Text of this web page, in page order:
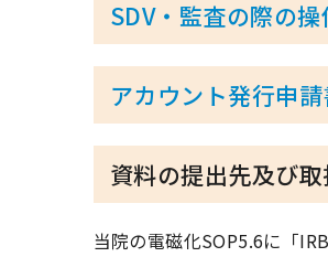
SDV・監査の際の
アカウント発行申
資料の提出先及び
当院の電磁化SOP5.6に「